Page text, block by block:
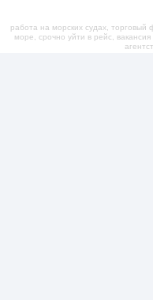
работа на морских судах, торговый
море, срочно уйти в рейс,